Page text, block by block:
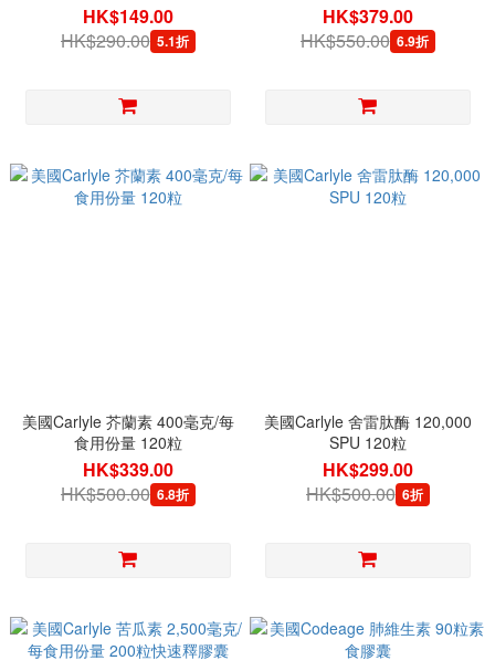
HK$149.00
HK$290.00 5.1折
HK$379.00
HK$550.00 6.9折
美國Carlyle 芥蘭素 400毫克/每
食用份量 120粒
HK$339.00
HK$500.00 6.8折
美國Carlyle 舍雷肽酶 120,000
SPU 120粒
HK$299.00
HK$500.00 6折